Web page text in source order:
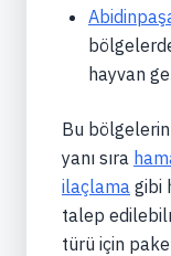
hayvan
Bu
yanı sıra
ilaçlama gibi
talep
türü için